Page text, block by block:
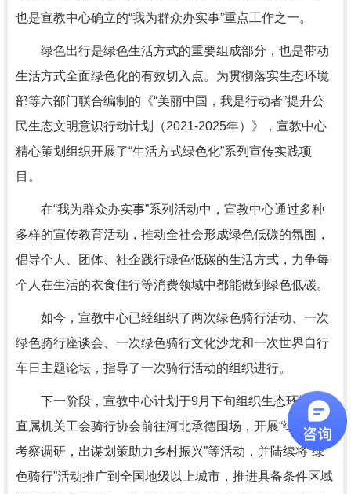
也是宣教中心确立的“我为群众办实事”重点工作之一。
绿色出行是绿色生活方式的重要组成部分，也是带动
生活方式全面绿色化的有效切入点。为贯彻落实生态环境
部等六部门联合编制的《“美丽中国，我是行动者”提升公
民生态文明意识行动计划（2021-2025年）》，宣教中心
精心策划组织开展了“生活方式绿色化”系列宣传实践项
目。
在“我为群众办实事”系列活动中，宣教中心通过多种
多样的宣传教育活动，推动全社会形成绿色低碳的氛围，
倡导个人、团体、社企践行绿色低碳的生活方式，力争每
个人在生活的衣食住行等消费领域中都能做到绿色低碳。
如今，宣教中心已经组织了两次绿色骑行活动、一次
绿色骑行座谈会、一次绿色骑行文化沙龙和一次世界自行
车日主题论坛，指导了一次骑行活动的组织进行。
下一阶段，宣教中心计划于9月下旬组织生态环境部
直属机关工会骑行协会前往河北承德围场，开展“绿色骑行
考察调研，出谋划策助力乡村振兴”等活动，并陆续将“绿
色骑行”活动推广到全国地级以上城市，推进具备条件区域